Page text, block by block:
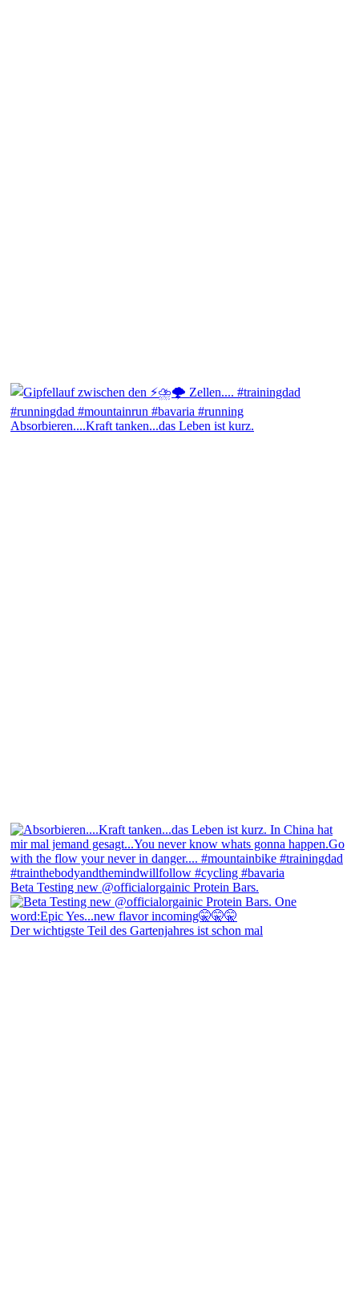
Absorbieren....Kraft tanken...das Leben ist kurz.
Beta Testing new @officialorgainic Protein Bars.
Der wichtigste Teil des Gartenjahres ist schon mal